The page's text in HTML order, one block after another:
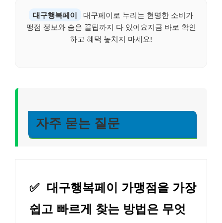
대구행복페이
대구페이로 누리는 현명한 소비가
맹점 정보와 숨은 꿀팁까지 다 있어요지금 바로 확인
하고 혜택 놓치지 마세요!
자주 묻는 질문
✅ 대구행복페이 가맹점을 가장
쉽고 빠르게 찾는 방법은 무엇